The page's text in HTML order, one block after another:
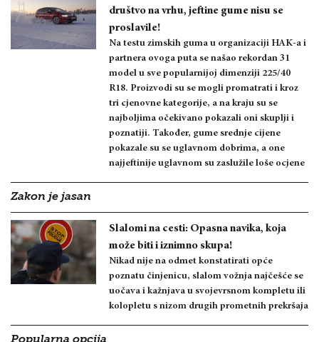
društvo na vrhu, jeftine gume nisu se
proslavile!
Na testu zimskih guma u organizaciji HAK-a i
partnera ovoga puta se našao rekordan 31
model u sve popularnijoj dimenziji 225/40
R18. Proizvodi su se mogli promatrati i kroz
tri cjenovne kategorije, a na kraju su se
najboljima očekivano pokazali oni skuplji i
poznatiji. Također, gume srednje cijene
pokazale su se uglavnom dobrima, a one
najjeftinije uglavnom su zaslužile loše ocjene
Zakon je jasan
Slalomi na cesti: Opasna navika, koja
može biti i iznimno skupa!
Nikad nije na odmet konstatirati opće
poznatu činjenicu, slalom vožnja najčešće se
uočava i kažnjava u svojevrsnom kompletu ili
kolopletu s nizom drugih prometnih prekršaja
Popularna opcija